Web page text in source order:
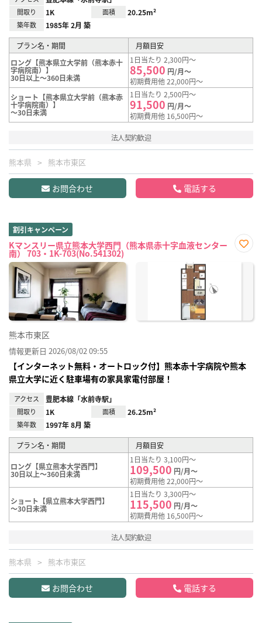
間取り 1K 面積 20.25m²
築年数 1985年 2月 築
プラン名・期間
月額目安
ロング【熊本県立大学前（熊本赤十
字病院南）】
30日以上～360日未満
1日当たり 2,300円～
85,500 円/月～
初期費用他 22,000円～
ショート【熊本県立大学前（熊本赤
十字病院南）】
～30日未満
1日当たり 2,500円～
91,500 円/月～
初期費用他 16,500円～
法人契約歓迎
熊本県 熊本市東区
お問合わせ 電話する
割引キャンペーン
Kマンスリー県立熊本大学西門（熊本県赤十字血液センター
南） 703・1K-703(No.541302)
に入
熊本市東区
情報更新日 2026/08/02 09:55
【インターネット無料・オートロック付】熊本赤十字病院や熊本
県立大学に近く駐車場有の家具家電付部屋！
アクセス 豊肥本線「水前寺駅」
間取り 1K 面積 26.25m²
築年数 1997年 8月 築
プラン名・期間 月額目安
ロング【県立熊本大学西門】
30日以上～360日未満
1日当たり 3,100円～
109,500 円/月～
初期費用他 22,000円～
ショート【県立熊本大学西門】
～30日未満
1日当たり 3,300円～
115,500 円/月～
初期費用他 16,500円～
法人契約歓迎
熊本県 熊本市東区
お問合わせ 電話する